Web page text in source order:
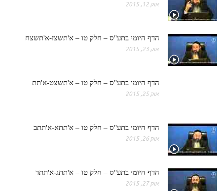
אוק 12, 2015
הדף היומי בתע"ס – חלק טו – א'תשצז-א'תשצח
אוק 23, 2015
הדף היומי בתע"ס – חלק טו – א'תשצט-א'תת
אוק 25, 2015
הדף היומי בתע"ס – חלק טו – א'תתא-א'תתב
אוק 26, 2015
הדף היומי בתע"ס – חלק טו – א'תתג-א'תתד
אוק 27, 2015